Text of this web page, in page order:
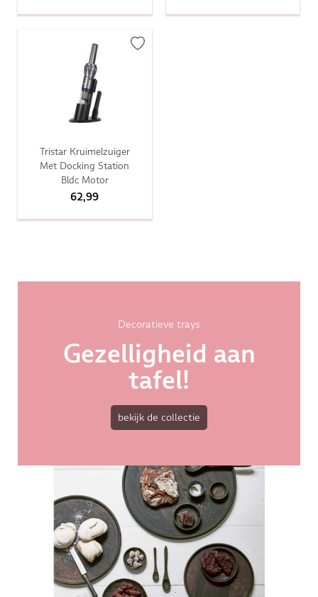
Tristar Kruimelzuiger
Met Docking Station
Bldc Motor
62,99
Decoratieve trays
Gezelligheid aan
tafel!
bekijk de collectie